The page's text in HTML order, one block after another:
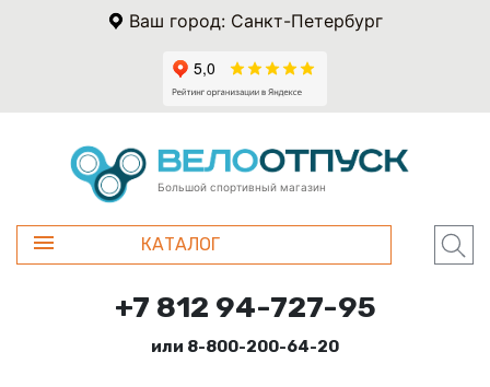
Ваш город: Санкт-Петербург
Большой спортивный магазин
КАТАЛОГ
+7 812 94-727-95
или 8-800-200-64-20